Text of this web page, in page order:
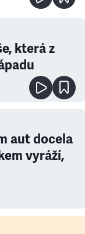
která z
aut docela
vyráží,